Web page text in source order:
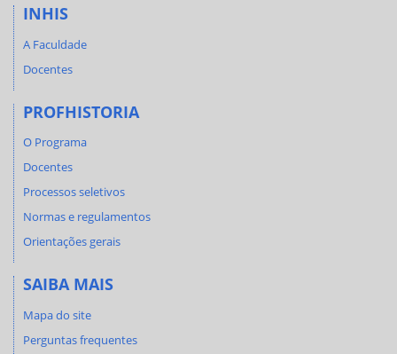
INHIS
A Faculdade
Docentes
PROFHISTORIA
O Programa
Docentes
Processos seletivos
Normas e regulamentos
Orientações gerais
SAIBA MAIS
Mapa do site
Perguntas frequentes